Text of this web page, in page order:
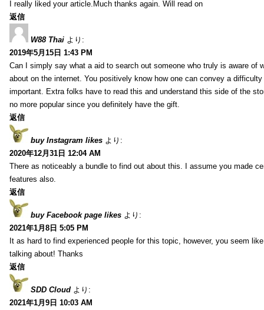
I really liked your article.Much thanks again. Will read on
返信
W88 Thai より:
2019年5月15日 1:43 PM
Can I simply say what a aid to search out someone who truly is aware of
about on the internet. You positively know how one can convey a
important. Extra folks have to read this and understand this side of the
no more popular since you definitely have the gift.
返信
buy Instagram likes より:
2020年12月31日 12:04 AM
There as noticeably a bundle to find out about this. I assume you made
features also.
返信
buy Facebook page likes より:
2021年1月8日 5:05 PM
It as hard to find experienced people for this topic, however, you seem
talking about! Thanks
返信
SDD Cloud より:
2021年1月9日 10:03 AM